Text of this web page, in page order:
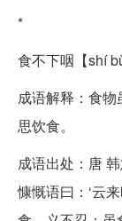
*
食不下咽【shí
成语解释：食
思饮食。
成语出处：唐
慷慨语曰：‘云